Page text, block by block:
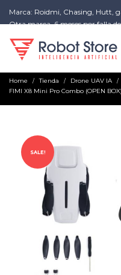
Marca: Roidmi, Chasing, Hutt,
Otra marca, 6 meses por falla
Home / Tienda / Drone UAV IA /
FIMI X8 Mini Pro Combo (OPEN BOX)
SALE!